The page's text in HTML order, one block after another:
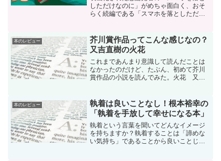
しただけなのに」がめちゃ面白く、おそ
らく続編である「スマホを落としただけ
われの殺人鬼今回も期待通りに面白い！
本のレビュー
芥川賞作品ってこんな感じなの？
又吉直樹の火花
これまであんまり意識して読んだことは
なかったのだけど、たぶん、初めて芥川
賞作品の小説を読んでみた。火花 又吉
ハードルを上げ過ぎてたかな。面白いと
は思わなかった。
本のレビュー
執着は良いことなし！根本裕幸の
「執着を手放して幸せになる本」
執着という言葉を聞いてどんなイメージ
を持ちますか？執着することは「諦めな
い気持ち」であることから良いことじゃ